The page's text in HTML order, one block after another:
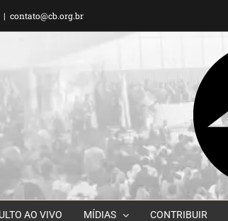
| contato@cb.org.br
AO VIVO MÍDIAS CONTRIBUIR